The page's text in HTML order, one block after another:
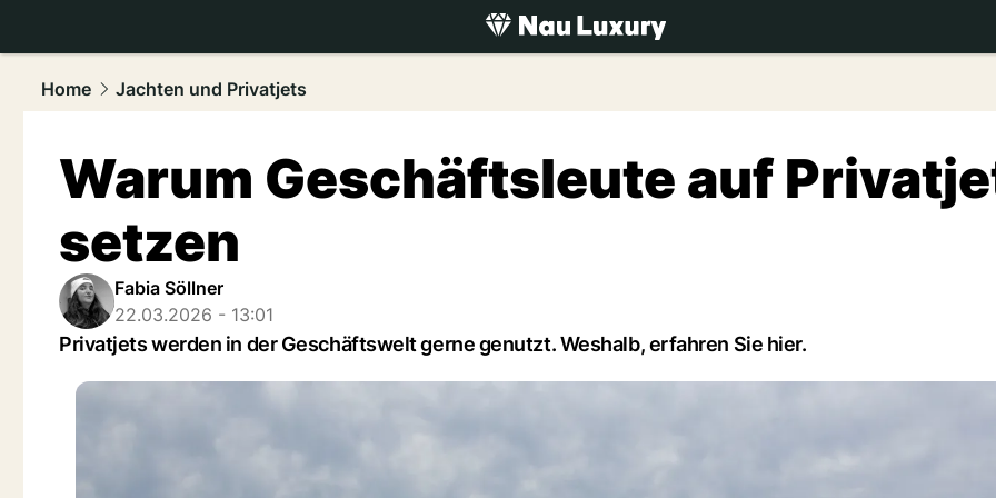
luxury.NAU.ch
Home
Jachten und Privatjets
Warum Geschäftsleute auf
setzen
Fabia Söllner
22.03.2026 - 13:01
Privatjets werden in der Geschäftswelt gerne genutzt. Weshalb, erfahren Sie hier.